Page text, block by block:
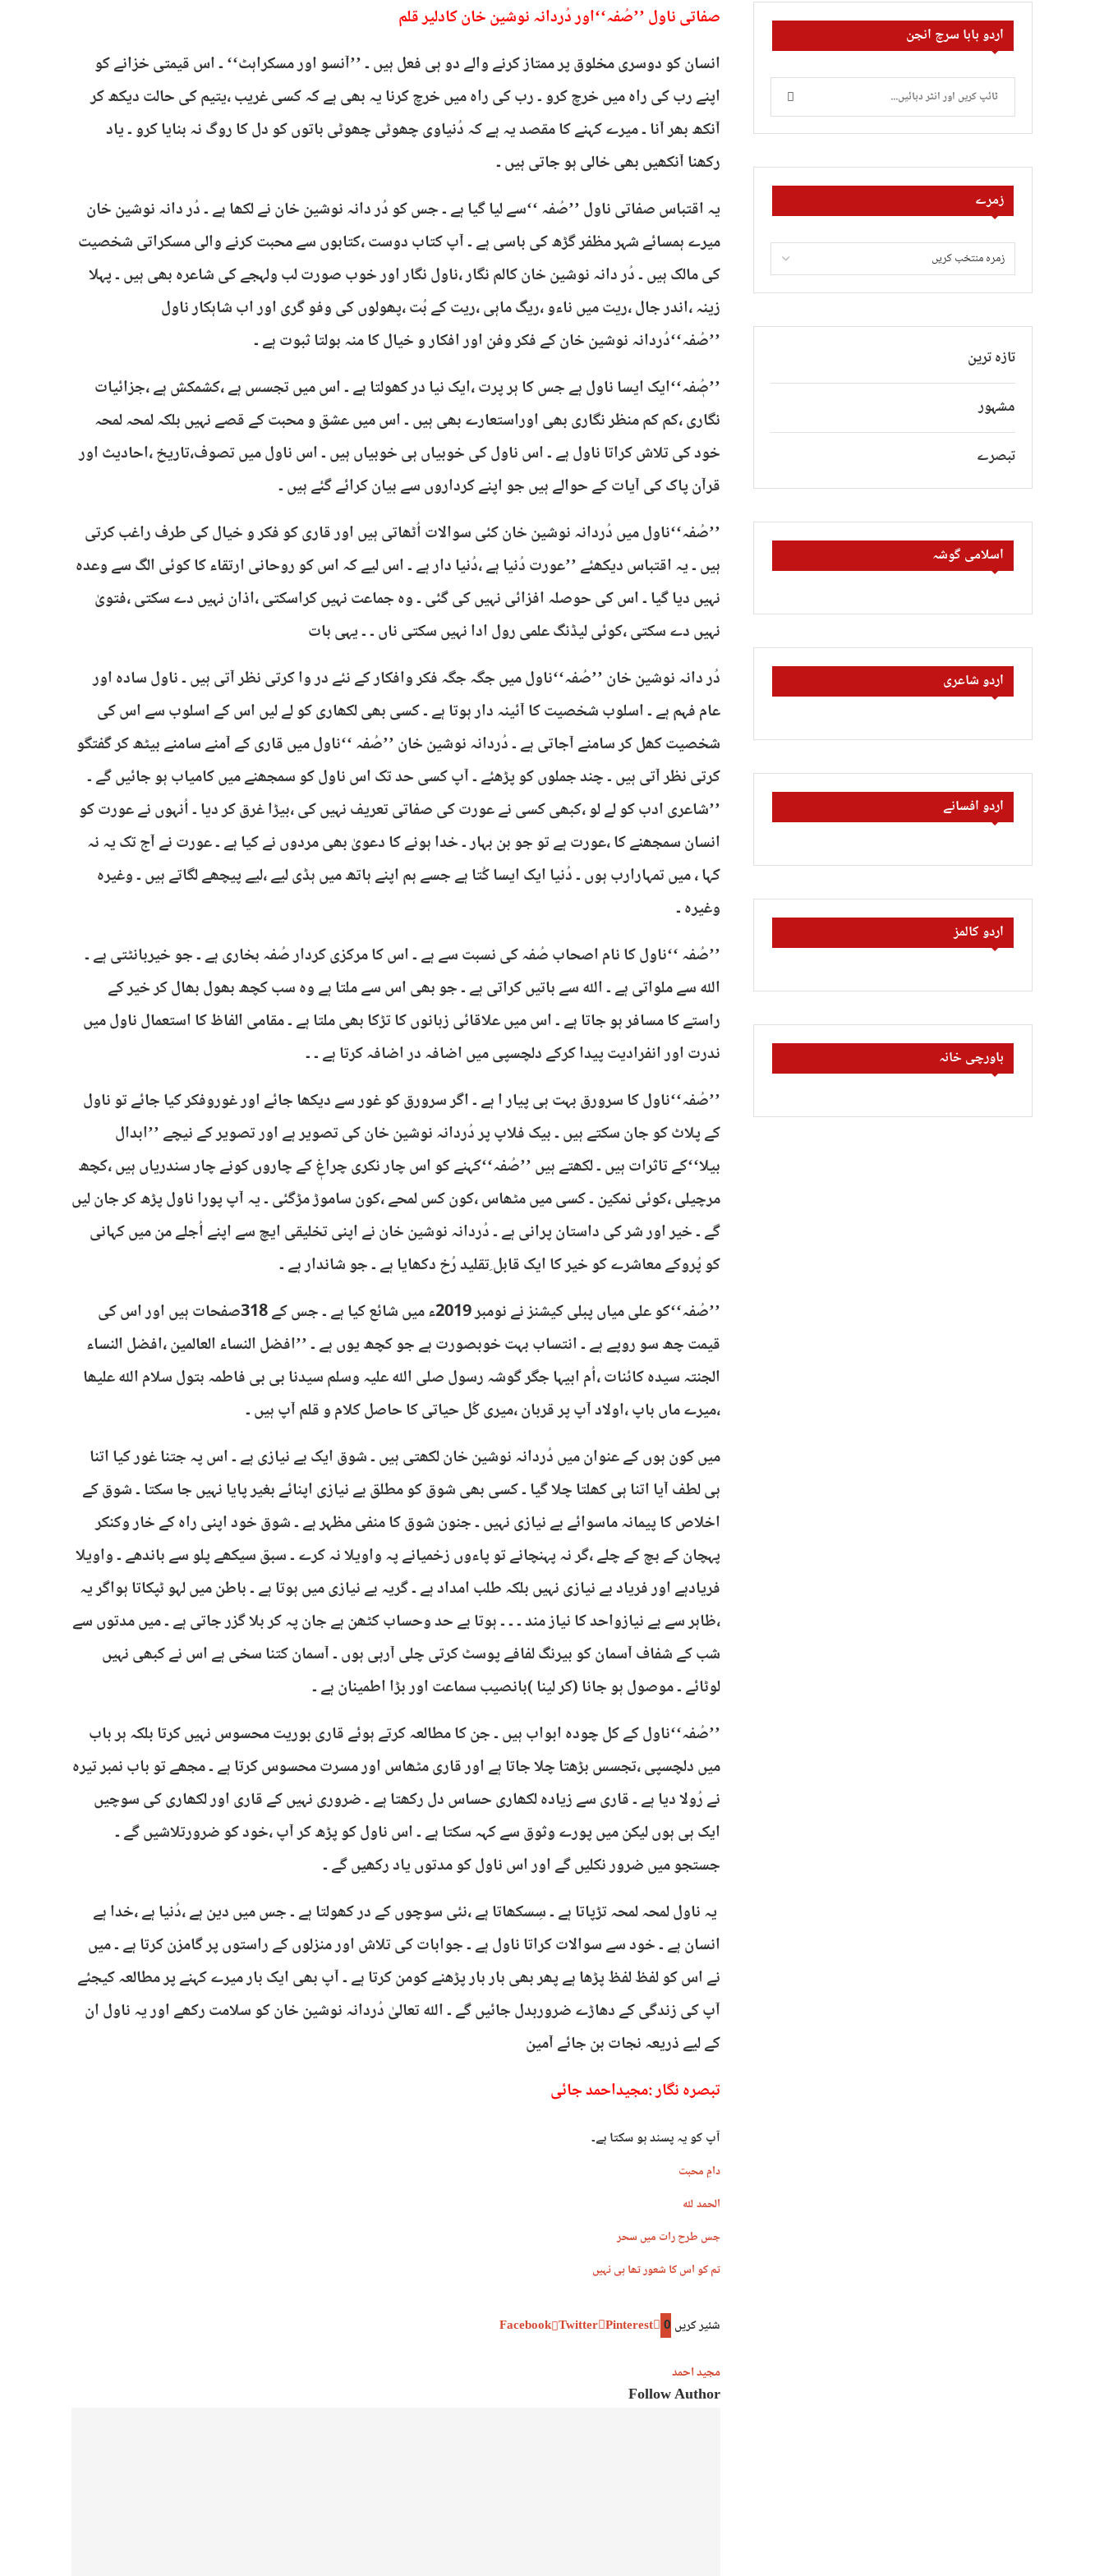
صفاتی ناول ’’صُفہ‘‘اور دُردانہ نوشین خان کادلیر قلم
انسان کو دوسری مخلوق پر ممتاز کرنے والے دو ہی فعل ہیں ۔ ’’آنسو اور مسکراہٹ‘‘ ۔ اس قیمتی خزانے کو
اپنے رب کی راہ میں خرچ کرو ۔ رب کی راہ میں خرچ کرنا یہ بھی ہے کہ کسی غریب ،یتیم کی حالت دیکھ کر
آنکھ بھر آنا ۔ میرے کہنے کا مقصد یہ ہے کہ دُنیاوی چھوٹی چھوٹی باتوں کو دل کا روگ نہ بنایا کرو ۔ یاد
رکھنا آنکھیں بھی خالی ہو جاتی ہیں ۔
یہ اقتباس صفاتی ناول ’’صُفہ ‘‘سے لیا گیا ہے ۔ جس کو دُر دانہ نوشین خان نے لکھا ہے ۔ دُر دانہ نوشین خان
میرے ہمسائے شہر مظفر گڑھ کی باسی ہے ۔ آپ کتاب دوست ،کتابوں سے محبت کرنے والی مسکراتی شخصیت
کی مالک ہیں ۔ دُر دانہ نوشین خان کالم نگار ،ناول نگار اور خوب صورت لب ولہجے کی شاعرہ بھی ہیں ۔ پہلا
زینہ ،اندر جال ،ریت میں ناءو ،ریگ ماہی ،ریت کے بُت ،پھولوں کی وفو گری اور اب شاہکار ناول
’’صُفہ‘‘دُردانہ نوشین خان کے فکر وفن اور افکار و خیال کا منہ بولتا ثبوت ہے ۔
’’صُٖفہ‘‘ایک ایسا ناول ہے جس کا ہر پرت ،ایک نیا در کھولتا ہے ۔ اس میں تجسس ہے ،کشمکش ہے ،جزائیات
نگاری ،کم کم منظر نگاری بھی اوراستعارے بھی ہیں ۔ اس میں عشق و محبت کے قصے نہیں بلکہ لمحہ لمحہ
خود کی تلاش کراتا ناول ہے ۔ اس ناول کی خوبیاں ہی خوبیاں ہیں ۔ اس ناول میں تصوف،تاریخ ،احادیث اور
قرآن پاک کی آیات کے حوالے ہیں جو اپنے کرداروں سے بیان کرائے گئے ہیں ۔
’’صُفہ‘‘ناول میں دُردانہ نوشین خان کئی سوالات اُٹھاتی ہیں اور قاری کو فکر و خیال کی طرف راغب کرتی
ہیں ۔ یہ اقتباس دیکھئے ’’عورت دُنیا ہے ،دُنیا دار ہے ۔ اس لیے کہ اس کو روحانی ارتقاء کا کوئی الگ سے وعدہ
نہیں دیا گیا ۔ اس کی حوصلہ افزائی نہیں کی گئی ۔ وہ جماعت نہیں کراسکتی ،اذان نہیں دے سکتی ،فتویٰ
نہیں دے سکتی ،کوئی لیڈنگ علمی رول ادا نہیں سکتی ناں ۔ ۔ یہی بات
دُر دانہ نوشین خان ’’صُفہ‘‘ناول میں جگہ جگہ فکر وافکار کے نئے در وا کرتی نظر آتی ہیں ۔ ناول سادہ اور
عام فہم ہے ۔ اسلوب شخصیت کا آئینہ دار ہوتا ہے ۔ کسی بھی لکھاری کو لے لیں اس کے اسلوب سے اس کی
شخصیت کھل کر سامنے آجاتی ہے ۔ دُردانہ نوشین خان ’’صُفہ ‘‘ناول میں قاری کے آمنے سامنے بیٹھ کر گفتگو
کرتی نظر آتی ہیں ۔ چند جملوں کو پڑھئے ۔ آپ کسی حد تک اس ناول کو سمجھنے میں کامیاب ہو جائیں گے ۔
’’شاعری ادب کو لے لو ،کبھی کسی نے عورت کی صفاتی تعریف نہیں کی ،بیڑا غرق کر دیا ۔ اُنہوں نے عورت کو
انسان سمجھنے کا ،عورت ہے تو جو بن بہار ۔ خدا ہونے کا دعویٰ بھی مردوں نے کیا ہے ۔ عورت نے آج تک یہ نہ
کہا ، میں تمہارارب ہوں ۔ دُنیا ایک ایسا کُتا ہے جسے ہم اپنے ہاتھ میں ہڈی لیے ،لیے پیچھے لگاتے ہیں ۔ وغیرہ
وغیرہ ۔
’’صُفہ ‘‘ناول کا نام اصحاب صُفہ کی نسبت سے ہے ۔ اس کا مرکزی کردار صُفہ بخاری ہے ۔ جو خیربانٹتی ہے ۔
اللہ سے ملواتی ہے ۔ اللہ سے باتیں کراتی ہے ۔ جو بھی اس سے ملتا ہے وہ سب کچھ بھول بھال کر خیر کے
راستے کا مسافر ہو جاتا ہے ۔ اس میں علاقائی زبانوں کا تڑکا بھی ملتا ہے ۔ مقامی الفاظ کا استعمال ناول میں
ندرت اور انفرادیت پیدا کرکے دلچسپی میں اضافہ در اضافہ کرتا ہے ۔ ۔
’’صُفہ‘‘ناول کا سرورق بہت ہی پیار ا ہے ۔ اگر سرورق کو غور سے دیکھا جائے اور غوروفکر کیا جائے تو ناول
کے پلاٹ کو جان سکتے ہیں ۔ بیک فلاپ پر دُردانہ نوشین خان کی تصویر ہے اور تصویر کے نیچے ’’ابدال
بیلا‘‘کے تاثرات ہیں ۔ لکھتے ہیں ’’صُفہ‘‘کہنے کو اس چار نکری چراغٖ کے چاروں کونے چار سندریاں ہیں ،کچھ
مرچیلی ،کوئی نمکین ۔ کسی میں مٹھاس ،کون کس لمحے ،کون ساموڑ مڑگئی ۔ یہ آپ پورا ناول پڑھ کر جان لیں
گے ۔ خیر اور شر کی داستان پرانی ہے ۔ دُردانہ نوشین خان نے اپنی تخلیقی ایچ سے اپنے اُجلے من میں کہانی
کو پُروکے معاشرے کو خیر کا ایک قابل ِتقلید رُخ دکھایا ہے ۔ جو شاندار ہے ۔
’’صُفہ‘‘کو علی میاں پبلی کیشنز نے نومبر 2019ء میں شائع کیا ہے ۔ جس کے 318صفحات ہیں اور اس کی
قیمت چھ سو روپے ہے ۔ انتساب بہت خوبصورت ہے جو کچھ یوں ہے ۔ ’’افضل النساء العالمین ،افضل النساء
الجنتہ سیدہ کائنات ،اُم ابیہا جگر گوشہ رسول صلی اللہ علیہ وسلم سیدنا بی بی فاطمہ بتول سلام اللہ علیھا
،میرے ماں باپ ،اولاد آپ پر قربان ،میری کُل حیاتی کا حاصل کلام و قلم آپ ہیں ۔
میں کون ہوں کے عنوان میں دُردانہ نوشین خان لکھتی ہیں ۔ شوق ایک بے نیازی ہے ۔ اس پہ جتنا غور کیا اتنا
ہی لطف آیا اتنا ہی کھلتا چلا گیا ۔ کسی بھی شوق کو مطلق بے نیازی اپنائے بغیر پایا نہیں جا سکتا ۔ شوق کے
اخلاص کا پیمانہ ماسوائے بے نیازی نہیں ۔ جنون شوق کا منفی مظہر ہے ۔ شوق خود اپنی راہ کے خار وکنکر
پہچان کے بچ کے چلے ،گر نہ پہنچانے تو پاءوں زخمیانے پہ واویلا نہ کرے ۔ سبق سیکھے پلو سے باندھے ۔ واویلا
فریادہے اور فریاد بے نیازی نہیں بلکہ طلب امداد ہے ۔ گریہ بے نیازی میں ہوتا ہے ۔ باطن میں لہو ٹپکاتا ہواگر یہ
،ظاہر سے بے نیازواحد کا نیاز مند ۔ ۔ ۔ ہوتا بے حد وحساب کٹھن ہے جان پہ کر بلا گزر جاتی ہے ۔ میں مدتوں سے
شب کے شفاف آسمان کو بیرنگ لفافے پوسٹ کرتی چلی آرہی ہوں ۔ آسمان کتنا سخی ہے اس نے کبھی نہیں
لوٹائے ۔ موصول ہو جانا (کر لینا )بانصیب سماعت اور بڑا اطمینان ہے ۔
’’صُفہ‘‘ناول کے کل چودہ ابواب ہیں ۔ جن کا مطالعہ کرتے ہوئے قاری بوریت محسوس نہیں کرتا بلکہ ہر باب
میں دلچسپی ،تجسس بڑھتا چلا جاتا ہے اور قاری مٹھاس اور مسرت محسوس کرتا ہے ۔ مجھے تو باب نمبر تیرہ
نے رُولا دیا ہے ۔ قاری سے زیادہ لکھاری حساس دل رکھتا ہے ۔ ضروری نہیں کے قاری اور لکھاری کی سوچیں
ایک ہی ہوں لیکن میں پورے وثوق سے کہہ سکتا ہے ۔ اس ناول کو پڑھ کر آپ ،خود کو ضرورتلاشیں گے ۔
جستجو میں ضرور نکلیں گے اور اس ناول کو مدتوں یاد رکھیں گے ۔
یہ ناول لمحہ لمحہ تڑپاتا ہے ۔ سِسکھاتا ہے ،نئی سوچوں کے در کھولتا ہے ۔ جس میں دین ہے ،دُنیا ہے ،خدا ہے
انسان ہے ۔ خود سے سوالات کراتا ناول ہے ۔ جوابات کی تلاش اور منزلوں کے راستوں پر گامزن کرتا ہے ۔ میں
نے اس کو لفظ لفظ پڑھا ہے پھر بھی بار بار پڑھنے کومن کرتا ہے ۔ آپ بھی ایک بار میرے کہنے پر مطالعہ کیجئے
آپ کی زندگی کے دھاڑے ضروربدل جائیں گے ۔ اللہ تعالیٰ دُردانہ نوشین خان کو سلامت رکھے اور یہ ناول ان
کے لیے ذریعہ نجات بن جائے آمین
تبصرہ نگار :مجیداحمد جائی
آپ کو یہ پسند ہو سکتا ہے۔
دامِ محبت
الحمد للہ
جس طرح رات میں سحر
تم کو اس کا شعور تھا ہی نہیں
شئیر کریں 0
Facebook Twitter Pinterest
مجید احمد
Follow Author
اردو بابا سرچ انجن
زمرے
تازہ ترین
مشہور
تبصرے
اسلامی گوشہ
اردو شاعری
اردو افسانے
اردو کالمز
باورچی خانہ